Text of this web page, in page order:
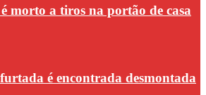
morto a tiros na portão de casa
é encontrada desmontada